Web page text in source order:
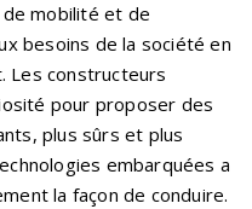
de mobilité et de
besoins de la société en
Les constructeurs
pour proposer des
plus sûrs et plus
embarquées a
la façon de conduire.